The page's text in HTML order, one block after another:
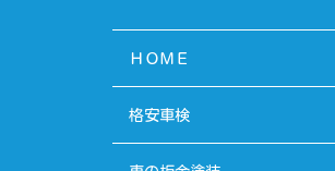
ＨＯＭＥ
格安車検